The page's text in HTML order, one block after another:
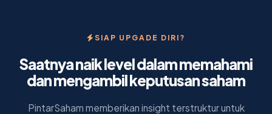
SIAP UPGADE DIRI?
Saatnya naik level dalam memahami
dan mengambil keputusan saham
PintarSaham memberikan insight terstruktur untuk